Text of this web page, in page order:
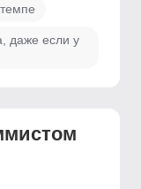
даже если у